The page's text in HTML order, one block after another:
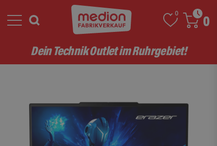
0
0
Dein Technik Outlet im Ruhrgebiet!